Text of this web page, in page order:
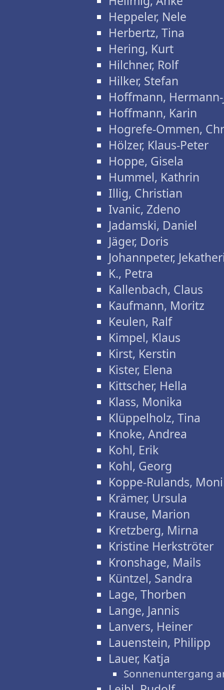
Heppeler, Nele
Herbertz, Tina
Hering, Kurt
Hilchner, Rolf
Hilker, Stefan
Hoffmann, Hermann-
Hoffmann, Karin
Hogrefe-Ommen,
Hölzer, Klaus-Peter
Hoppe, Gisela
Hummel, Kathrin
Illig, Christian
Ivanic, Zdeno
Jadamski, Daniel
Jäger, Doris
Johannpeter,
K., Petra
Kallenbach, Claus
Kaufmann, Moritz
Keulen, Ralf
Kimpel, Klaus
Kirst, Kerstin
Kister, Elena
Kittscher, Hella
Klass, Monika
Klüppelholz, Tina
Knoke, Andrea
Kohl, Erik
Kohl, Georg
Koppe-Rulands,
Krämer, Ursula
Krause, Marion
Kretzberg, Mirna
Kristine Herkströter
Kronshage, Mails
Küntzel, Sandra
Lage, Thorben
Lange, Jannis
Lanvers, Heiner
Lauenstein, Philipp
Lauer, Katja
Sonnenuntergang